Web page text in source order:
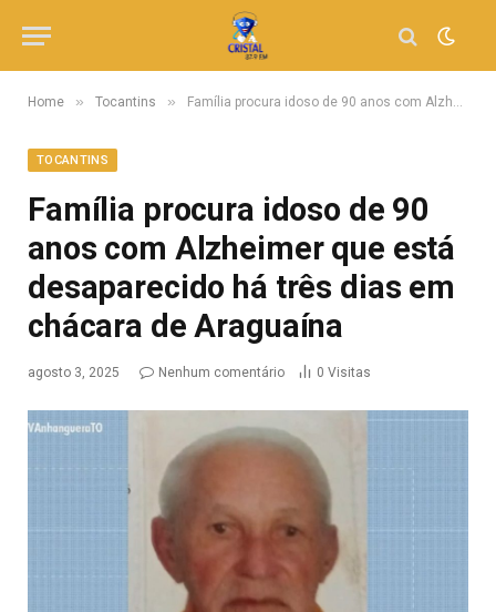
Home » Tocantins » Família procura idoso de 90 anos com Alzheimer que está desaparecido há três dias em chácara de Araguaína
TOCANTINS
Família procura idoso de 90
anos com Alzheimer que está
desaparecido há três dias em
chácara de Araguaína
agosto 3, 2025 Nenhum comentário 0 Visitas